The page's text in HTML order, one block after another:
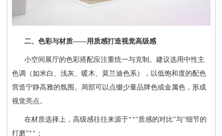
二、色彩与材质——用质感打造视觉高级感
小空间展厅的色彩搭配应注重统一与克制。建议选用中性主
色调（如米白、浅灰、暖木、莫兰迪色系），以低饱和度的配色
营造宁静高雅的氛围。局部可以点缀少量品牌色或金属色，形成
视觉亮点。
在材质选择上，高级感往往来源于**“质感的对比”与“细节的
打磨”** ：